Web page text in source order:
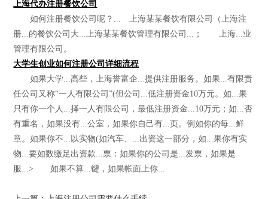
上海代办注册餐饮公司
如何注册餐饮公司呢？... 上海某某餐饮有限公司（上海注
册...的餐饮公司大...上海某某餐饮管理有限公司...； 上海...业
管理有限公司。
大学生创业如何注册公司详细流程
如果大学...高些，上海誉富企...提供注册服务。如果...有限责
任公司又称“一人有限公司”(但公司...低注册资金10万元。如...果
只有你一个人...择一人有限公司，最低注册资金...10万元；如...否
有重名，如果没有...公室，如果你自己有...页。例如你的每...鲜
章。如果你不...以实物(如汽车、...出资这一部分，如...果你有实
物...要如数缴足出资款...票：如果你的公司是...发票，如果是
服...> 如果不算...键，如果帐面上你...